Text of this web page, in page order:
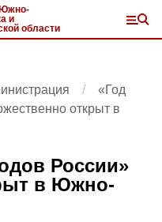
Южно-
и
области
«Год
открыт в
России»
в Южно-